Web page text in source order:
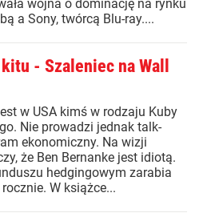
wojna o dominację na rynku
a Sony, twórcą Blu-ray....
- Szaleniec na Wall
w USA kimś w rodzaju Kuby
Nie prowadzi jednak talk-
ekonomiczny. Na wizji
że Ben Bernanke jest idiotą.
hedgingowym zarabia
W książce...